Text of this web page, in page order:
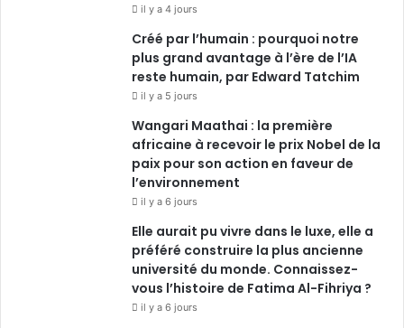
il y a 4 jours
Créé par l’humain : pourquoi notre
plus grand avantage à l’ère de l’IA
reste humain, par Edward Tatchim
il y a 5 jours
Wangari Maathai : la première
africaine à recevoir le prix Nobel de la
paix pour son action en faveur de
l’environnement
il y a 6 jours
Elle aurait pu vivre dans le luxe, elle a
préféré construire la plus ancienne
université du monde. Connaissez-
vous l’histoire de Fatima Al-Fihriya ?
il y a 6 jours